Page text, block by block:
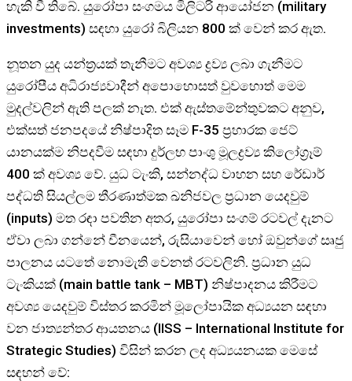
හැකි වී තිබේ. යුරෝපා සංගමය මිලිටරි ආයෝජන (military
investments) සඳහා යුරෝ බිලියන 800 ක් වෙන් කර ඇත.
නූතන යුද යන්ත්‍රයක් තැනීමට අවශ්‍ය ද්‍රව්‍ය ලබා ගැනීමට
යුරෝපීය අධිරාජ්‍යවාදීන් අපොහොසත් වුවහොත් මෙම
මුදල්වලින් ඇති පලක් නැත. එක් ඇස්තමේන්තුවකට අනුව,
එක්සත් ජනපදයේ නිෂ්පාදිත සෑම F-35 ප්‍රහාරක ජෙට්
යානයක්ම නිපදවීම සඳහා දුර්ලභ පාංශු මූලද්‍රව්‍ය කිලෝග්‍රෑම්
400 ක් අවශ්‍ය වේ. යුධ ටැංකි, සන්නද්ධ වාහන සහ රේඩාර්
පද්ධති සියල්ලම තීරණාත්මක ඛනිජවල ප්‍රධාන යෙදවුම්
(inputs) මත රඳා පවතින අතර, යුරෝපා සංගම් රටවල් දැනට
ඒවා ලබා ගන්නේ චීනයෙන්, රුසියාවෙන් හෝ ඔවුන්ගේ සෘජු
පාලනය යටතේ නොමැති වෙනත් රටවලිනි. ප්‍රධාන යුධ
ටැංකියක් (main battle tank – MBT) නිෂ්පාදනය කිරීමට
අවශ්‍ය යෙදවුම් විස්තර කරමින් මූලෝපායික අධ්‍යයන සඳහා
වන ජාත්‍යන්තර ආයතනය (IISS – International Institute for
Strategic Studies) විසින් කරන ලද අධ්‍යයනයක මෙසේ
සඳහන් වේ: